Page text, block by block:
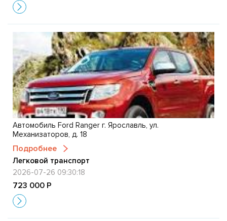
Автомобиль Ford Ranger г. Ярославль, ул.
Механизаторов, д. 18
Подробнее
Легковой транспорт
2026-07-26 09:30:18
723 000 Р